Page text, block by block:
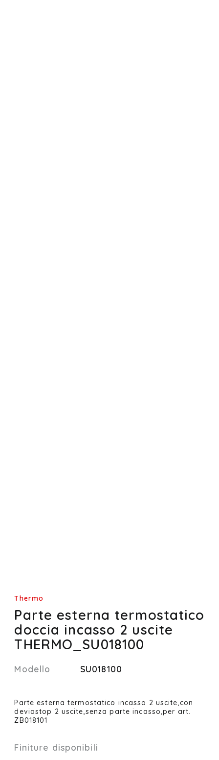
Thermo
Parte esterna termostatico
doccia incasso 2 uscite
THERMO_SU018100
Modello SU018100
Parte esterna termostatico incasso 2 uscite,con
deviastop 2 uscite,senza parte incasso,per art.
ZB018101
Finiture disponibili